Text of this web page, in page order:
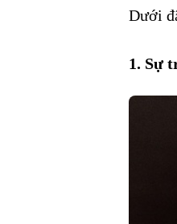
Dưới
1. Sự